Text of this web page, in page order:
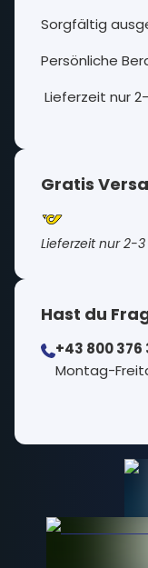
Sorgfältig
Persönliche
Lieferzeit nur
Gratis
Lieferzeit nur 2-
Hast du
+43 800 376
⁠Montag-